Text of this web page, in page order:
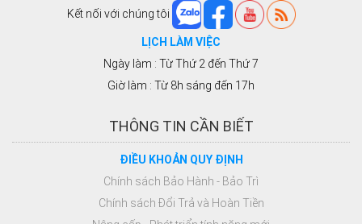
Kết nối với chúng tôi
LỊCH LÀM VIỆC
Ngày làm : Từ Thứ 2 đến Thứ 7
Giờ làm : Từ 8h sáng đến 17h
THÔNG TIN CẦN BIẾT
ĐIỀU KHOẢN QUY ĐỊNH
Chính sách Bảo Hành - Bảo Trì
Chính sách Đổi Trả và Hoàn Tiền